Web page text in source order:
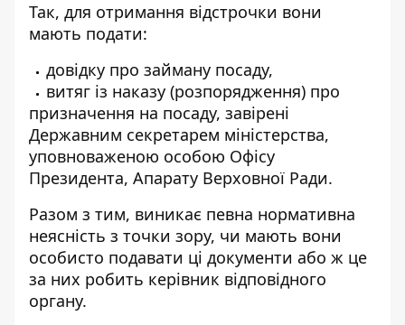
Так, для отримання відстрочки вони
мають подати:
довідку про займану посаду,
витяг із наказу (розпорядження) про
призначення на посаду, завірені
Державним секретарем міністерства,
уповноваженою особою Офісу
Президента, Апарату Верховної Ради.
Разом з тим, виникає певна нормативна
неясність з точки зору, чи мають вони
особисто подавати ці документи або ж це
за них робить керівник відповідного
органу.